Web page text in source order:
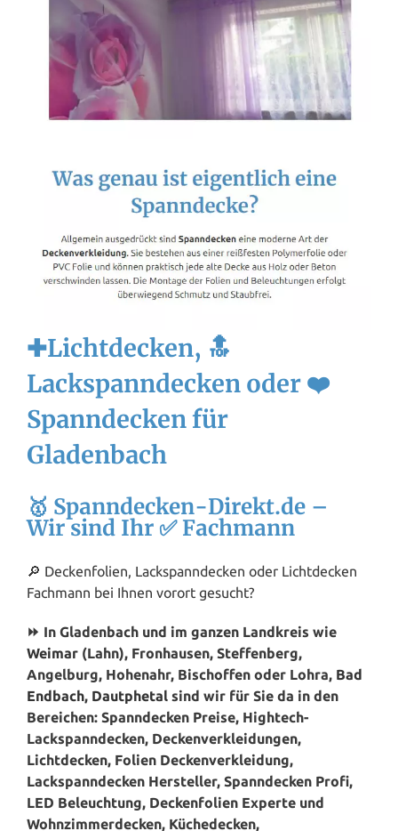
✚Lichtdecken, 🔝
Lackspanndecken oder ❤️
Spanndecken für
Gladenbach
🥇 Spanndecken-Direkt.de –
Wir sind Ihr ✅ Fachmann
🔎 Deckenfolien, Lackspanndecken oder Lichtdecken
Fachmann bei Ihnen vorort gesucht?
⏩ In Gladenbach und im ganzen Landkreis wie
Weimar (Lahn), Fronhausen, Steffenberg,
Angelburg, Hohenahr, Bischoffen oder Lohra, Bad
Endbach, Dautphetal sind wir für Sie da in den
Bereichen: Spanndecken Preise, Hightech-
Lackspanndecken, Deckenverkleidungen,
Lichtdecken, Folien Deckenverkleidung,
Lackspanndecken Hersteller, Spanndecken Profi,
LED Beleuchtung, Deckenfolien Experte und
Wohnzimmerdecken, Küchedecken,